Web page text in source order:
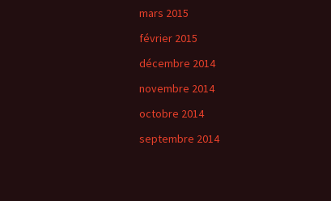
mars 2015
février 2015
décembre 2014
novembre 2014
octobre 2014
septembre 2014